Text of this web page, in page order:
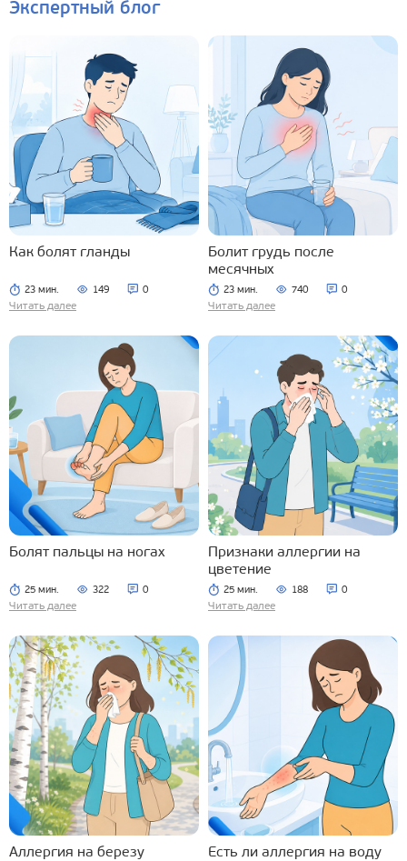
Экспертный блог
Как болят гланды
23 мин. 149 0
Читать далее
Болит грудь после
месячных
23 мин. 740 0
Читать далее
Болят пальцы на ногах
25 мин. 322 0
Читать далее
Признаки аллергии на
цветение
25 мин. 188 0
Читать далее
Аллергия на березу Есть ли аллергия на воду